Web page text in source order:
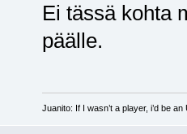
Ei tässä kohta
päälle.
Juanito: If I wasn’t a player, i’d be an